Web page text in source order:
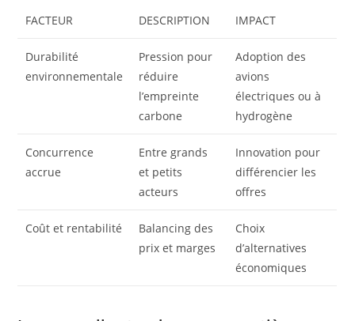
FACTEUR DESCRIPTION IMPACT
Durabilité
environnementale
Pression pour
réduire
l’empreinte
carbone
Adoption des
avions
électriques ou à
hydrogène
Concurrence
accrue
Entre grands
et petits
acteurs
Innovation pour
différencier les
offres
Coût et rentabilité
Balancing des
prix et marges
Choix
d’alternatives
économiques